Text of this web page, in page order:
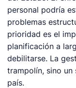
personal podría
problemas
prioridad es el
planificación a
debilitarse. La
trampolín, sino un
país.